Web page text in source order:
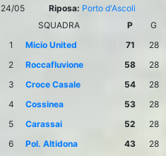
24/05
Riposa: Porto d'Ascoli
SQUADRA
P G
1
Micio United 71 28
2
Roccafluvione 58 28
3
Croce Casale 54 28
4
Cossinea 53 28
5
Carassai 52 28
6
Pol. Altidona 43 28